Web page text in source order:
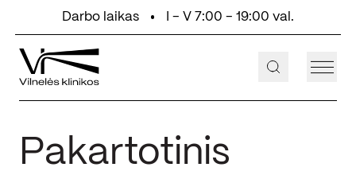
Eiti prie turinioDarbo laikas I - V 7:00 - 19:00 val.
+370 647 55 000
Pakartotinis